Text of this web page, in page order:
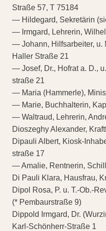
Straße 57, T 75184
— Hildegard, Sekretärin
— Irmgard, Lehrerin,
— Johann, Hilfsarbeiter, u.
Haller Straße 21
— Josef, Dr., Hofrat a. D.,
straße 21
— Maria (Hammerle),
— Marie, Buchhalterin,
— Waltraud, Lehrerin,
Dioszeghy Alexander,
Dipauli Albert, Kiosk-
straße 17
— Amalie, Rentnerin,
Di Pauli Klara, Hausfrau,
Dipol Rosa, P. u. T.-Ob.-
(* Pembaurstraße 9)
Dippold Irmgard, Dr.
Karl-Schönherr-Straße 1